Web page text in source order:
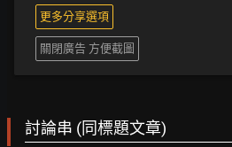
更多分享選項
關閉廣告 方便截圖
討論串 (同標題文章)